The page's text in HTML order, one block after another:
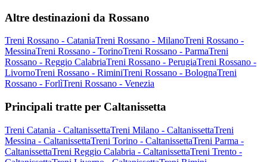
Altre destinazioni da Rossano
Treni Rossano - CataniaTreni Rossano - MilanoTreni Rossano -
MessinaTreni Rossano - TorinoTreni Rossano - ParmaTreni
Rossano - Reggio CalabriaTreni Rossano - PerugiaTreni Rossano -
LivornoTreni Rossano - RiminiTreni Rossano - BolognaTreni
Rossano - ForlìTreni Rossano - Venezia
Principali tratte per Caltanissetta
Treni Catania - CaltanissettaTreni Milano - CaltanissettaTreni
Messina - CaltanissettaTreni Torino - CaltanissettaTreni Parma -
CaltanissettaTreni Reggio Calabria - CaltanissettaTreni Trento -